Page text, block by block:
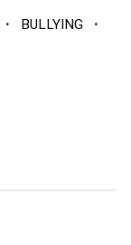
· BULLYING ·